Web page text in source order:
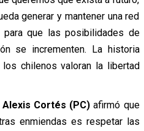
generar y mantener una red
para que las posibilidades de
se incrementen. La historia
chilenos valoran la libertad
Alexis Cortés (PC) afirmó que
enmiendas es respetar las